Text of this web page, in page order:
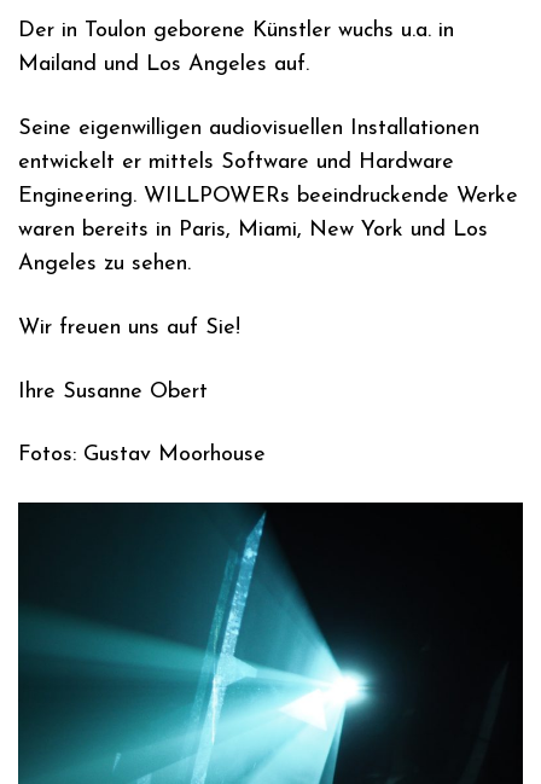
Der in Toulon geborene Künstler wuchs u.a. in
Mailand und Los Angeles auf.
Seine eigenwilligen audiovisuellen Installationen
entwickelt er mittels Software und Hardware
Engineering. WILLPOWERs beeindruckende Werke
waren bereits in Paris, Miami, New York und Los
Angeles zu sehen.
Wir freuen uns auf Sie!
Ihre Susanne Obert
Fotos: Gustav Moorhouse